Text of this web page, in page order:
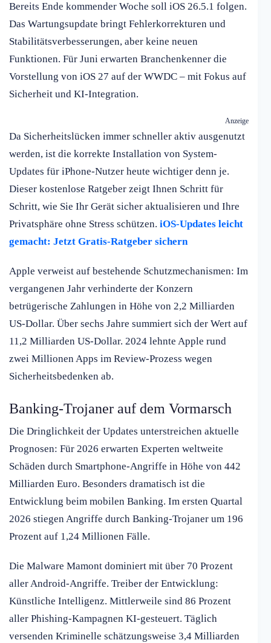
Bereits Ende kommender Woche soll iOS 26.5.1 folgen.
Das Wartungsupdate bringt Fehlerkorrekturen und
Stabilitätsverbesserungen, aber keine neuen
Funktionen. Für Juni erwarten Branchenkenner die
Vorstellung von iOS 27 auf der WWDC – mit Fokus auf
Sicherheit und KI-Integration.
Anzeige
Da Sicherheitslücken immer schneller aktiv ausgenutzt
werden, ist die korrekte Installation von System-
Updates für iPhone-Nutzer heute wichtiger denn je.
Dieser kostenlose Ratgeber zeigt Ihnen Schritt für
Schritt, wie Sie Ihr Gerät sicher aktualisieren und Ihre
Privatsphäre ohne Stress schützen. iOS-Updates leicht
gemacht: Jetzt Gratis-Ratgeber sichern
Apple verweist auf bestehende Schutzmechanismen: Im
vergangenen Jahr verhinderte der Konzern
betrügerische Zahlungen in Höhe von 2,2 Milliarden
US-Dollar. Über sechs Jahre summiert sich der Wert auf
11,2 Milliarden US-Dollar. 2024 lehnte Apple rund
zwei Millionen Apps im Review-Prozess wegen
Sicherheitsbedenken ab.
Banking-Trojaner auf dem Vormarsch
Die Dringlichkeit der Updates unterstreichen aktuelle
Prognosen: Für 2026 erwarten Experten weltweite
Schäden durch Smartphone-Angriffe in Höhe von 442
Milliarden Euro. Besonders dramatisch ist die
Entwicklung beim mobilen Banking. Im ersten Quartal
2026 stiegen Angriffe durch Banking-Trojaner um 196
Prozent auf 1,24 Millionen Fälle.
Die Malware Mamont dominiert mit über 70 Prozent
aller Android-Angriffe. Treiber der Entwicklung:
Künstliche Intelligenz. Mittlerweile sind 86 Prozent
aller Phishing-Kampagnen KI-gesteuert. Täglich
versenden Kriminelle schätzungsweise 3,4 Milliarden